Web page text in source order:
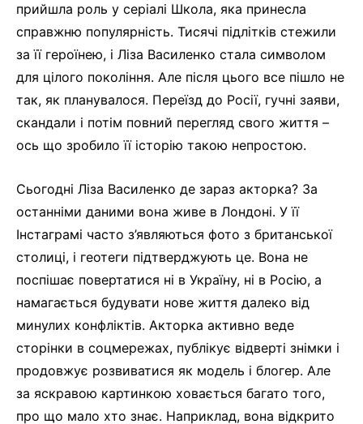
прийшла роль у серіалі Школа, яка принесла
справжню популярність. Тисячі підлітків стежили
за її героїнею, і Ліза Василенко стала символом
для цілого покоління. Але після цього все пішло не
так, як планувалося. Переїзд до Росії, гучні заяви,
скандали і потім повний перегляд свого життя –
ось що зробило її історію такою непростою.
Сьогодні Ліза Василенко де зараз акторка? За
останніми даними вона живе в Лондоні. У її
Інстаграмі часто з’являються фото з британської
столиці, і геотеги підтверджують це. Вона не
поспішає повертатися ні в Україну, ні в Росію, а
намагається будувати нове життя далеко від
минулих конфліктів. Акторка активно веде
сторінки в соцмережах, публікує відверті знімки і
продовжує розвиватися як модель і блогер. Але
за яскравою картинкою ховається багато того,
про що мало хто знає. Наприклад, вона відкрито